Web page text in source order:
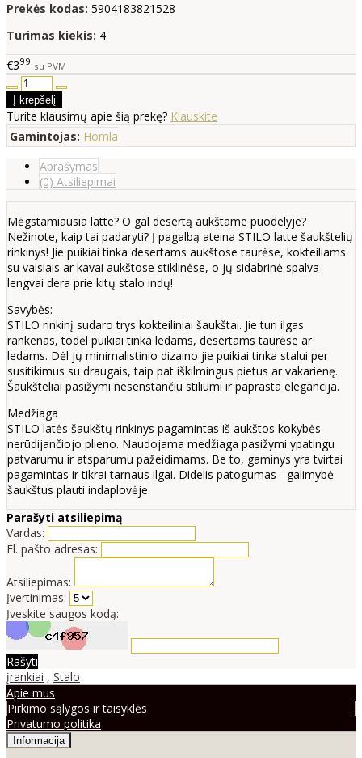
Prekės kodas: 5904183821528
Turimas kiekis: 4
€399 su PVM
Turite klausimų apie šią prekę? Klauskite
Gamintojas: Homla
Aprašymas
(0) Atsiliepimai
Mėgstamiausia latte? O gal desertą aukštame puodelyje?
Nežinote, kaip tai padaryti? Į pagalbą ateina STILO latte šaukštelių
rinkinys! Jie puikiai tinka desertams aukštose taurėse, kokteiliams
su vaisiais ar kavai aukštose stiklinėse, o jų sidabrinė spalva
lengvai dera prie kitų stalo indų!
Savybės:
STILO rinkinį sudaro trys kokteiliniai šaukštai. Jie turi ilgas
rankenas, todėl puikiai tinka ledams, desertams taurėse ar
ledams. Dėl jų minimalistinio dizaino jie puikiai tinka stalui per
susitikimus su draugais, taip pat iškilmingus pietus ar vakarienę.
Šaukšteliai pasižymi nesenstančiu stiliumi ir paprasta elegancija.
Medžiaga
STILO latės šaukštų rinkinys pagamintas iš aukštos kokybės
nerūdijančiojo plieno. Naudojama medžiaga pasižymi ypatingu
patvarumu ir atsparumu pažeidimams. Be to, gaminys yra tvirtai
pagamintas ir tikrai tarnaus ilgai. Didelis patogumas - galimybė
šaukštus plauti indaplovėje.
Parašyti atsiliepimą
Vardas:
El. pašto adresas:
Atsiliepimas:
Įvertinimas:
Įveskite saugos kodą:
Rašyti
įrankiai , Stalo
Apie mus
Pirkimo sąlygos ir taisyklės
Privatumo politika
Informacija